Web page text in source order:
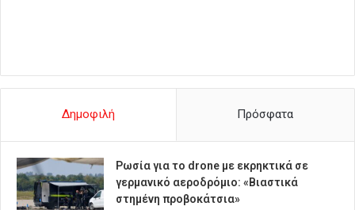
Δημοφιλή Πρόσφατα
Ρωσία για το drone με εκρηκτικά σε
γερμανικό αεροδρόμιο: «Βιαστικά
στημένη προβοκάτσια»